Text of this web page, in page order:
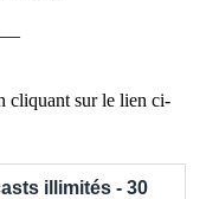
cliquant sur le lien ci-
illimités - 30